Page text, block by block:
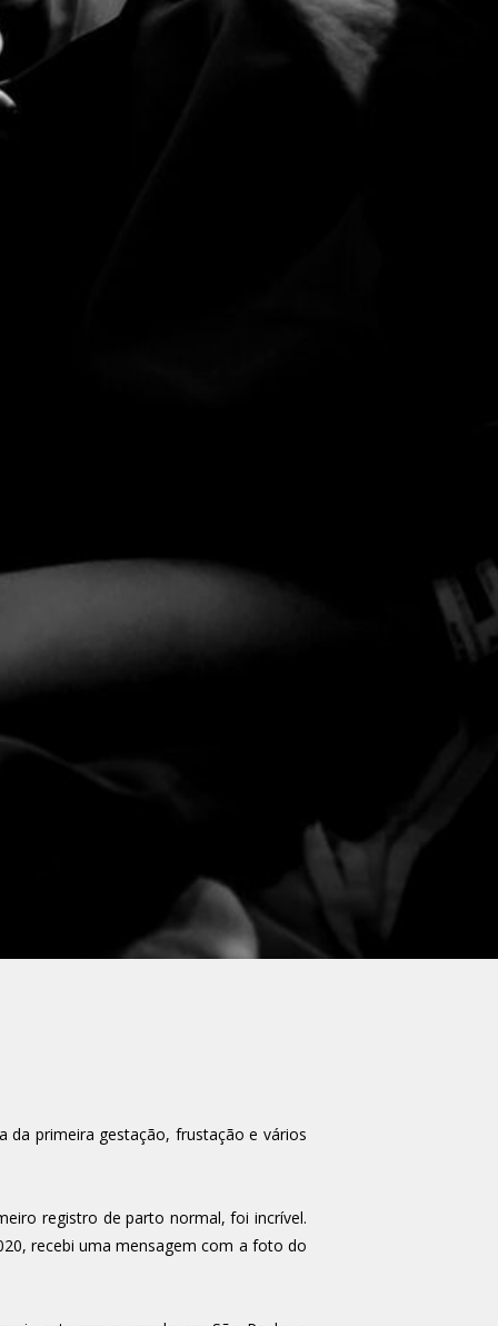
da primeira gestação, frustação e vários
registro de parto normal, foi incrível.
recebi uma mensagem com a foto do